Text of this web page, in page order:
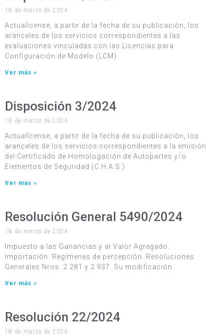
18 de marzo de 2024
Actualícense, a partir de la fecha de su publicación, los
aranceles de los servicios correspondientes a las
evaluaciones vinculadas con las Licencias para
Configuración de Modelo (LCM).
Ver más »
Disposición 3/2024
18 de marzo de 2024
Actualícense, a partir de la fecha de su publicación, los
aranceles de los servicios correspondientes a la emisión
del Certificado de Homologación de Autopartes y/o
Elementos de Seguridad (C.H.A.S.)
Ver más »
Resolución General 5490/2024
18 de marzo de 2024
Impuesto a las Ganancias y al Valor Agregado.
Importación. Regímenes de percepción. Resoluciones
Generales Nros. 2.281 y 2.937. Su modificación.
Ver más »
Resolución 22/2024
18 de marzo de 2024